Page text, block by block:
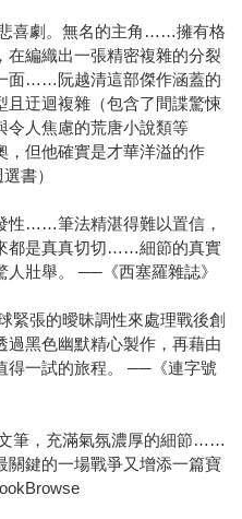
喜劇。無名的主角……擁有格
在編織出一張精密複雜的分裂
面……阮越清這部傑作涵蓋的
且迂迴複雜（包含了間諜驚悚
令人焦慮的荒唐小說類等
，但他確實是才華洋溢的作
書）
……筆法精湛得難以置信，
都是真真切切……細節的真實
壯舉。 ──《西塞羅雜誌》
緊張的曖昧調性來處理戰後創
黑色幽默精心製作，再藉由
得一試的旅程。 ──《連字號
筆，充滿氣氛濃厚的細節……
關鍵的一場戰爭又增添一篇寶